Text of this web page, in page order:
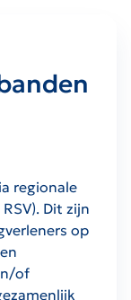
regionale
Dit zijn
op
of